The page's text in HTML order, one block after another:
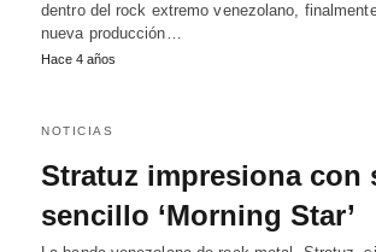
dentro del rock extremo venezolano,
nueva producción…
Hace 4 años
NOTICIAS
Stratuz impresiona con
sencillo ‘Morning Star’